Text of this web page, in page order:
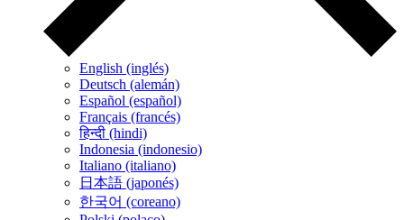
English (inglés)
Deutsch (alemán)
Español (español)
Français (francés)
हिन्दी (hindi)
Indonesia (indonesio)
Italiano (italiano)
日本語 (japonés)
한국어 (coreano)